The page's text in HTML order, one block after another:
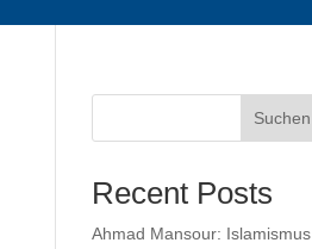
Suchen
Recent Posts
Ahmad Mansour: Islamismus